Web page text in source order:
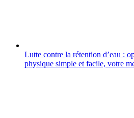
Lutte contre la rétention d’eau :
physique simple et facile, votre